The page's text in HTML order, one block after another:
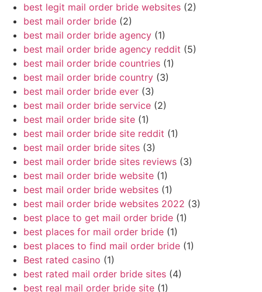
best legit mail order bride websites (2)
best mail order bride (2)
best mail order bride agency (1)
best mail order bride agency reddit (5)
best mail order bride countries (1)
best mail order bride country (3)
best mail order bride ever (3)
best mail order bride service (2)
best mail order bride site (1)
best mail order bride site reddit (1)
best mail order bride sites (3)
best mail order bride sites reviews (3)
best mail order bride website (1)
best mail order bride websites (1)
best mail order bride websites 2022 (3)
best place to get mail order bride (1)
best places for mail order bride (1)
best places to find mail order bride (1)
Best rated casino (1)
best rated mail order bride sites (4)
best real mail order bride site (1)